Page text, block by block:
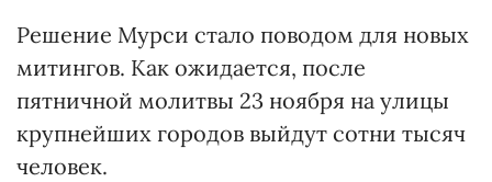
Решение Мурси стало поводом для новых
митингов. Как ожидается, после
пятничной молитвы 23 ноября на улицы
крупнейших городов выйдут сотни тысяч
человек.